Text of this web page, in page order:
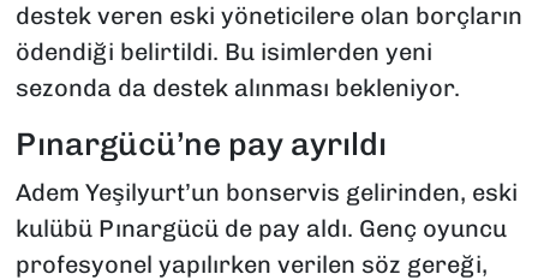
destek veren eski yöneticilere olan borçların
ödendiği belirtildi. Bu isimlerden yeni
sezonda da destek alınması bekleniyor.
Pınargücü’ne pay ayrıldı
Adem Yeşilyurt’un bonservis gelirinden, eski
kulübü Pınargücü de pay aldı. Genç oyuncu
profesyonel yapılırken verilen söz gereği,